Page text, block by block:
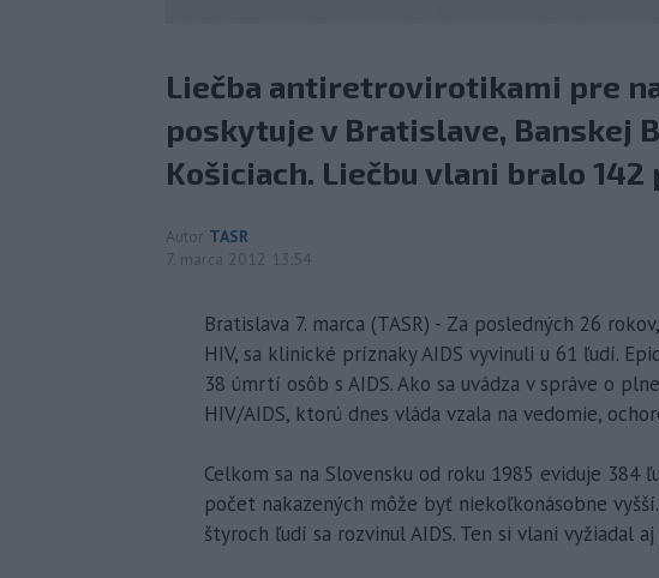
Liečba antiretrovirotikami pre
poskytuje v Bratislave, Banskej
Košiciach. Liečbu vlani bralo 142
Autor TASR
7. marca 2012 13:54
Bratislava 7. marca (TASR) - Za posledných 26
HIV, sa klinické príznaky AIDS vyvinuli u 61 ľudí.
38 úmrtí osôb s AIDS. Ako sa uvádza v správe o
HIV/AIDS, ktorú dnes vláda vzala na vedomie,
Celkom sa na Slovensku od roku 1985 eviduje 384
počet nakazených môže byť niekoľkonásobne
štyroch ľudí sa rozvinul AIDS. Ten si vlani vyžiadal